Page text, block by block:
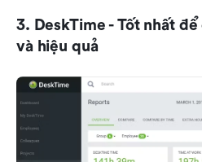
3. DeskTime - Tốt nhất
và hiệu quả